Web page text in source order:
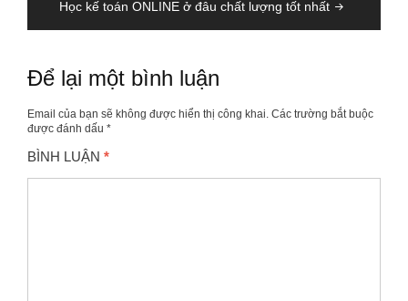
Học kế toán ONLINE ở đâu chất lượng tốt nhất
Để lại một bình luận
Email của bạn sẽ không được hiển thị công khai. Các trường bắt buộc
được đánh dấu *
BÌNH LUẬN *